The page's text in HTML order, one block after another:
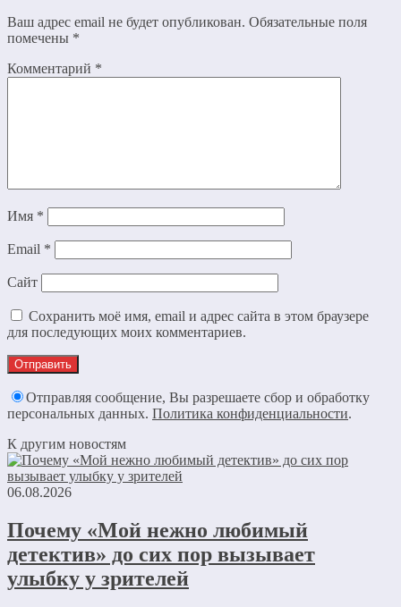
Ваш адрес email не будет опубликован. Обязательные поля
помечены *
Комментарий *
Имя *
Email *
Сайт
Сохранить моё имя, email и адрес сайта в этом браузере
для последующих моих комментариев.
Отправляя сообщение, Вы разрешаете сбор и обработку
персональных данных. Политика конфиденциальности.
К другим новостям
06.08.2026
Почему «Мой нежно любимый
детектив» до сих пор вызывает
улыбку у зрителей